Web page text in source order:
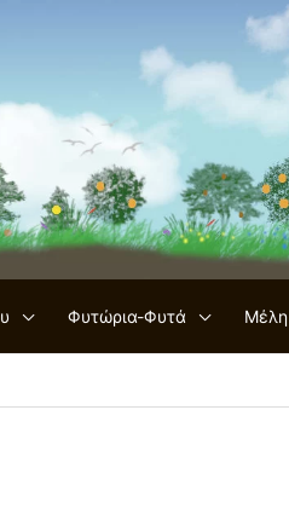
Φυτώρια-Φυτά Μέλη